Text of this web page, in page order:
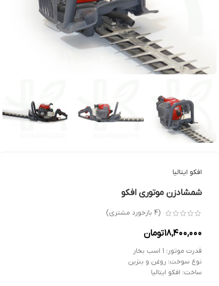
افکو ایتالیا
شمشادزن موتوری افکو
(
4 بازخورد مشتری)
۱۸,۴۰۰,۰۰۰تومان
قدرت موتور: 1 اسب بخار
نوع سوخت: روغن و بنزین
ساخت: افکو ایتالیا